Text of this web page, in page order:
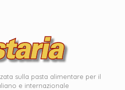
sulla pasta alimentare per il
e internazionale